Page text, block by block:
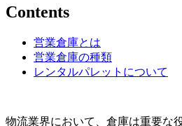
Contents
営業倉庫とは
営業倉庫の種類
レンタルパレットについて
物流業界において、倉庫は重要な